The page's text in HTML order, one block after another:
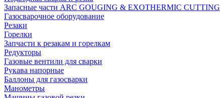
Запасные части ARC GOUGING & EXOTHERMIC CUTTING
Газосварочное оборудование
Резаки
Горелки
Запчасти к резакам и горелкам
Редукторы
Газовые вентили для сварки
Рукава напорные
Баллоны для газосварки
Манометры